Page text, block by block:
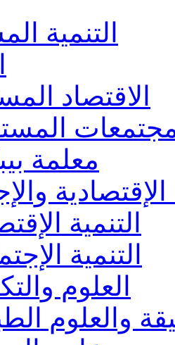
التنمية
الاقتصاد
معلمة
الإقتصادية
التنمية
التنمية
العلوم
والعلوم